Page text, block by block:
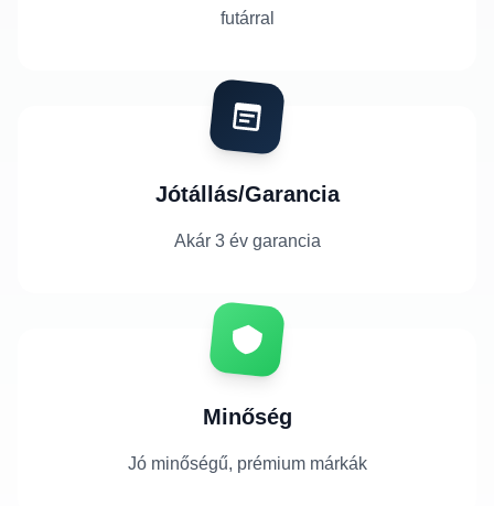
futárral
Jótállás/Garancia
Akár 3 év garancia
Minőség
Jó minőségű, prémium márkák